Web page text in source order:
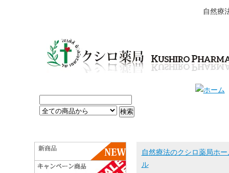
自然療
自然療法のクシロ薬局ホー
ル